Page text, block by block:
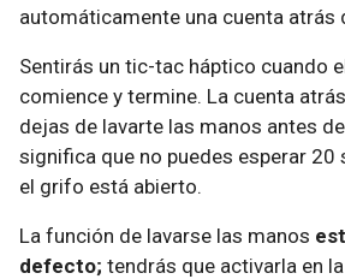
automáticamente una cuenta atrás
Sentirás un tic-tac háptico cuando
comience y termine. La cuenta
dejas de lavarte las manos antes
significa que no puedes esperar 20
el grifo está abierto.
La función de lavarse las manos
defecto; tendrás que activarla en